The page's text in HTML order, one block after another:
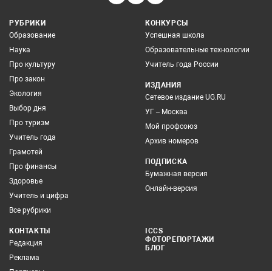
РУБРИКИ
Образование
Наука
Про культуру
Про закон
Экология
Выбор дня
Про туризм
Учитель года
Грамотей
Про финансы
Здоровье
Учитель и цифра
Все рубрики
КОНКУРСЫ
Успешная школа
Образовательные технологии
Учитель года России
ИЗДАНИЯ
Сетевое издание UG.RU
УГ – Москва
Мой профсоюз
Архив номеров
ПОДПИСКА
Бумажная версия
Онлайн-версия
КОНТАКТЫ
Редакция
Реклама
ICCS
ФОТОРЕПОРТАЖИ
БЛОГ